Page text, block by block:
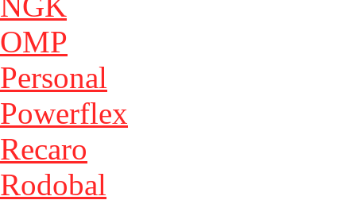
OMP
Personal
Powerflex
Recaro
Rodobal